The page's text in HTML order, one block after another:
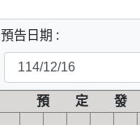
預告日期 :
預 定